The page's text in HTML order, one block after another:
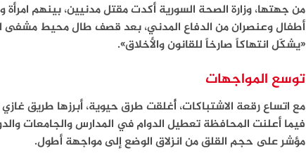
من جهتها، وزارة الصحة السورية أكدت مقتل مدنيين، بينهم
أطفال وعنصران من الدفاع المدني، بعد قصف طال محيط مشفى
«يشكّل انتهاكاً صارخاً للقانون والأخلاق».
توسع المواجهات
مع اتساع رقعة الاشتباكات، أُغلقت طرق حيوية، أبرزها طريق
فيما أعلنت المحافظة تعطيل الدوام في المدارس والجامعات
مؤشر على حجم القلق من انزلاق الوضع إلى مواجهة أطول.